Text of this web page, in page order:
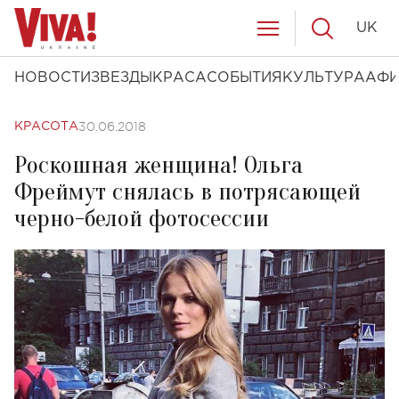
НОВОСТИ ЗВЕЗДЫ КРАСАСОБЫТИЯ КУЛЬТУРА
UK
КРАСОТА30.06.2018
Роскошная женщина! Ольга
Фреймут снялась в потрясающей
черно-белой фотосессии